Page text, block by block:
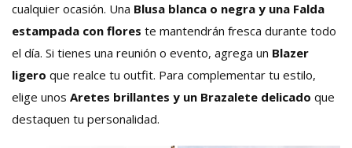
cualquier ocasión. Una Blusa blanca o negra y una Falda
estampada con flores te mantendrán fresca durante todo
el día. Si tienes una reunión o evento, agrega un Blazer
ligero que realce tu outfit. Para complementar tu estilo,
elige unos Aretes brillantes y un Brazalete delicado que
destaquen tu personalidad.